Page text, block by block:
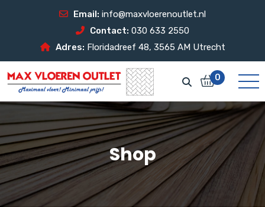
Email: info@maxvloerenoutlet.nl
Contact: 030 633 2550
Adres: Floridadreef 48, 3565 AM Utrecht
0
Shop